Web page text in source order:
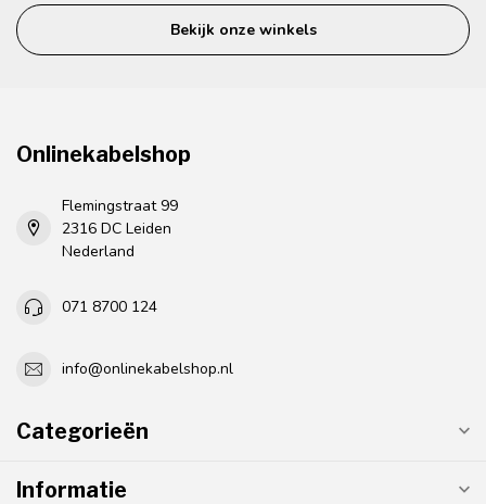
Bekijk onze winkels
Onlinekabelshop
Flemingstraat 99
2316 DC Leiden
Nederland
071 8700 124
info@onlinekabelshop.nl
Categorieën
Informatie